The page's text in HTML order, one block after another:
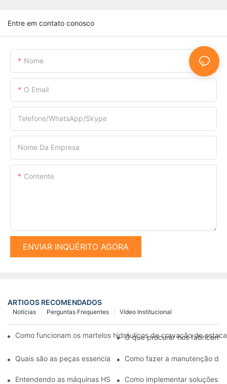
Entre em contato conosco
Nome
O Email
Telefone/WhatsApp/Skype
Nome Da Empresa
Contente
ENVIAR INQUÉRITO AGORA
ARTIGOS RECOMENDADOS
Vídeo Institucional
Perguntas Frequentes
Notícias
Como funcionam os martelos hidráulicos de cravação de
O que procurar nos
Quais são as peças essenciais de uma máquina de cravar
Como fazer a manutenção
Entendendo as máquinas HSPD: O que você precisa saber
Como implementar soluções